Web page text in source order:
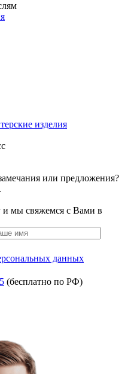
изделия
или предложения?
и мы свяжемся с Вами в
данных
(бесплатно по РФ)